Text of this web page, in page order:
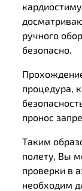
ручного
безопасно.
процедура,
пронос
Таким
полету, Вы
проверки в
необходим